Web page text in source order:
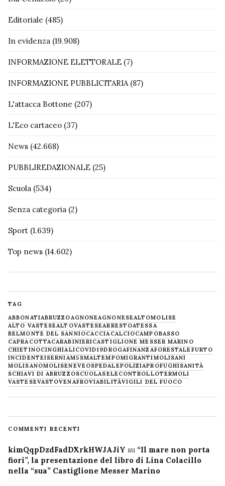
Editoriale (485)
In evidenza (19.908)
INFORMAZIONE ELETTORALE (7)
INFORMAZIONE PUBBLICITARIA(87)
L'attacca Bottone (207)
L'Eco cartaceo (37)
News (42.668)
PUBBLIREDAZIONALE (25)
Scuola (534)
Senza categoria (2)
Sport (1.639)
Top news (14.602)
TAG
ABBONATIABRUZZOAGNONEAGNONESEALTOMOLISE
ALTO VASTESEALTOVASTESEARRESTOATESSA
BELMONTE DEL SANNIOCACCIACALCIOCAMPOBASSO
CAPRACOTTACARABINIERICASTIGLIONE MESSER MARINO
CHIETINOCINGHIALICOVID19DROGAFINANZAFORESTALE FURTO
INCIDENTEISERNIAM5SMALTEMPOMIGRANTIMOLISANI
MOLISANOMOLISENEVE OSPEDALEPOLIZIAPROFUGHISANITÀ
SCHIAVI DI ABRUZZOSCUOLASELECONTROLLOTERMOLI
VASTESEVASTOVENAFROVIABILITÀVIGILI DEL FUOCO
COMMENTI RECENTI
kimQqpDzdFadDXrkHWJAJiY su “Il mare non porta
fiori”, la presentazione del libro di Lina Colacillo
nella “sua” Castiglione Messer Marino